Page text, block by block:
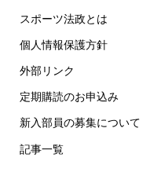
スポーツ法政とは
個人情報保護方針
外部リンク
定期購読のお申込み
新入部員の募集について
記事一覧